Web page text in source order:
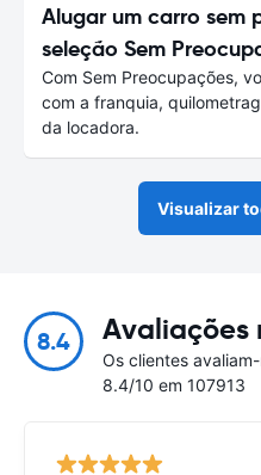
Alugar um carro sem
seleção Sem
Com Sem Preocupações,
com a franquia,
da locadora.
Visualizar
8.4 Avaliações
Os clientes
8.4/10 em 107913